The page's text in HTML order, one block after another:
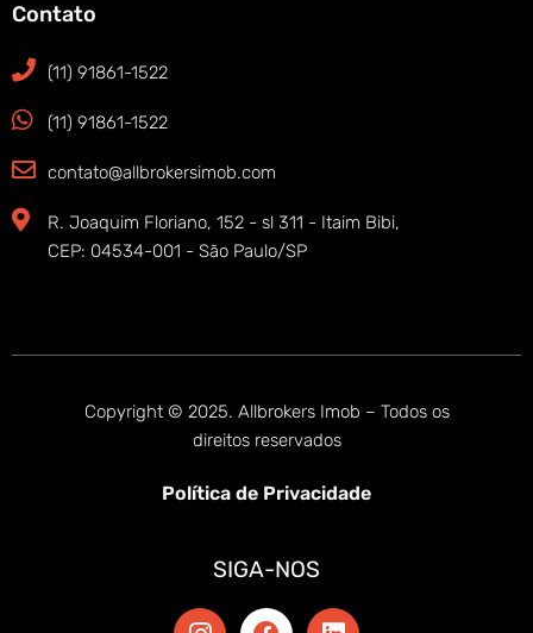
Contato
(11) 91861-1522
(11) 91861-1522
contato@allbrokersimob.com
R. Joaquim Floriano, 152 - sl 311 - Itaim Bibi,
CEP: 04534-001 - São Paulo/SP
Copyright © 2025. Allbrokers Imob – Todos os
direitos reservados
Política de Privacidade
SIGA-NOS